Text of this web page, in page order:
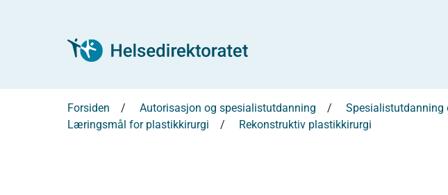
Forsiden Autorisasjon og spesialistutdanning Spesialistutdanning
Læringsmål for plastikkirurgi
Rekonstruktiv plastikkirurgi